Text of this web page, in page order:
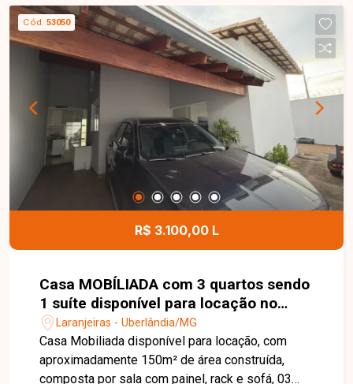
completa para operações industriais, logísticas,
centros de distribuição, armazenagem ou
empresas de grande porte. Sua localização
privilegiada, com rápido acesso à Rodovia BR-
365, proporciona praticidade e eficiência para as
atividades comerciais. Entre em contato para
mais informações e agende uma visita para
conhecer esta excelente oportunidade comercial.
Cód. 53050
R$ 3.100,00 L
Casa MOBÍLIADA com 3 quartos sendo
1 suíte disponível para locação no
bairro Laranjeiras em Uberlândia-MG
Laranjeiras - Uberlândia/MG
Casa Mobiliada disponível para locação, com
aproximadamente 150m² de área construída,
composta por sala com painel, rack e sofá, 03